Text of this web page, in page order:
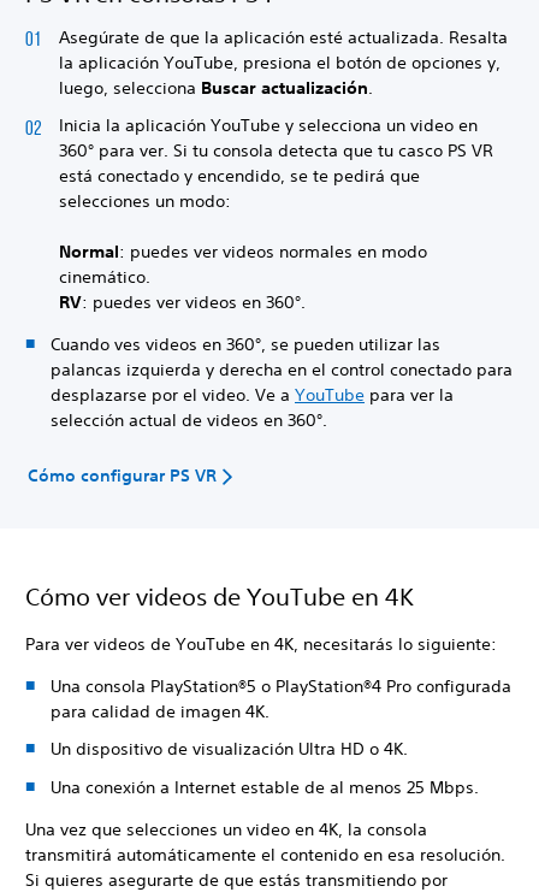
Asegúrate de que la aplicación esté actualizada. Resalta
la aplicación YouTube, presiona el botón de opciones y,
luego, selecciona Buscar actualización
Inicia la aplicación YouTube y selecciona un video en
360° para ver. Si tu consola detecta que tu casco PS VR
está conectado y encendido, se te pedirá que
selecciones un modo:
Normal: puedes ver videos normales en modo
cinemático.
RV: puedes ver videos en 360°.
Cuando ves videos en 360°, se pueden utilizar las
palancas izquierda y derecha en el control conectado para
desplazarse por el video. Ve a YouTube para ver la
selección actual de videos en 360°.
Cómo configurar PS VR
Cómo ver videos de YouTube en 4K
Para ver videos de YouTube en 4K, necesitarás lo siguiente:
Una consola PlayStation®5 o PlayStation®4 Pro configurada
para calidad de imagen 4K.
Un dispositivo de visualización Ultra HD o 4K.
Una conexión a Internet estable de al menos 25 Mbps.
Una vez que selecciones un video en 4K, la consola
transmitirá automáticamente el contenido en esa resolución.
Si quieres asegurarte de que estás transmitiendo por